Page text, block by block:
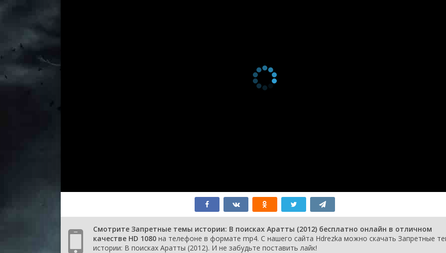
Смотрите Запретные темы истории: В поисках Аратты (2012) бесплатно онлайн в отличном
качестве HD 1080 на телефоне в формате mp4. С нашего сайта Hdrezka можно скачать Запретные
истории: В поисках Аратты (2012). И не забудьте поставить лайк!